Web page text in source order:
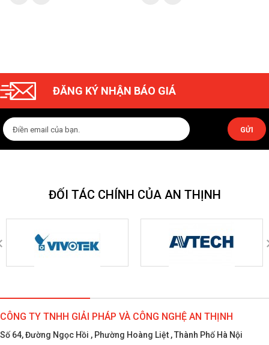
ĐĂNG KÝ NHẬN BÁO GIÁ
GỬI
ĐỐI TÁC CHÍNH CỦA AN THỊNH
CÔNG TY TNHH GIẢI PHÁP VÀ CÔNG NGHỆ AN THỊNH
Số 64, Đường Ngọc Hồi , Phường Hoàng Liệt , Thành Phố Hà Nội